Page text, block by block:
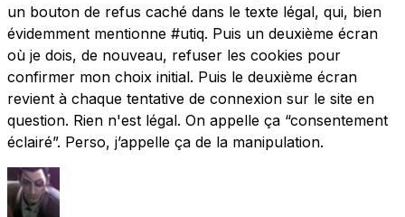
un bouton de refus caché dans le texte légal, qui, bien
évidemment mentionne #utiq. Puis un deuxième écran
où je dois, de nouveau, refuser les cookies pour
confirmer mon choix initial. Puis le deuxième écran
revient à chaque tentative de connexion sur le site en
question. Rien n'est légal. On appelle ça “consentement
éclairé”. Perso, j’appelle ça de la manipulation.